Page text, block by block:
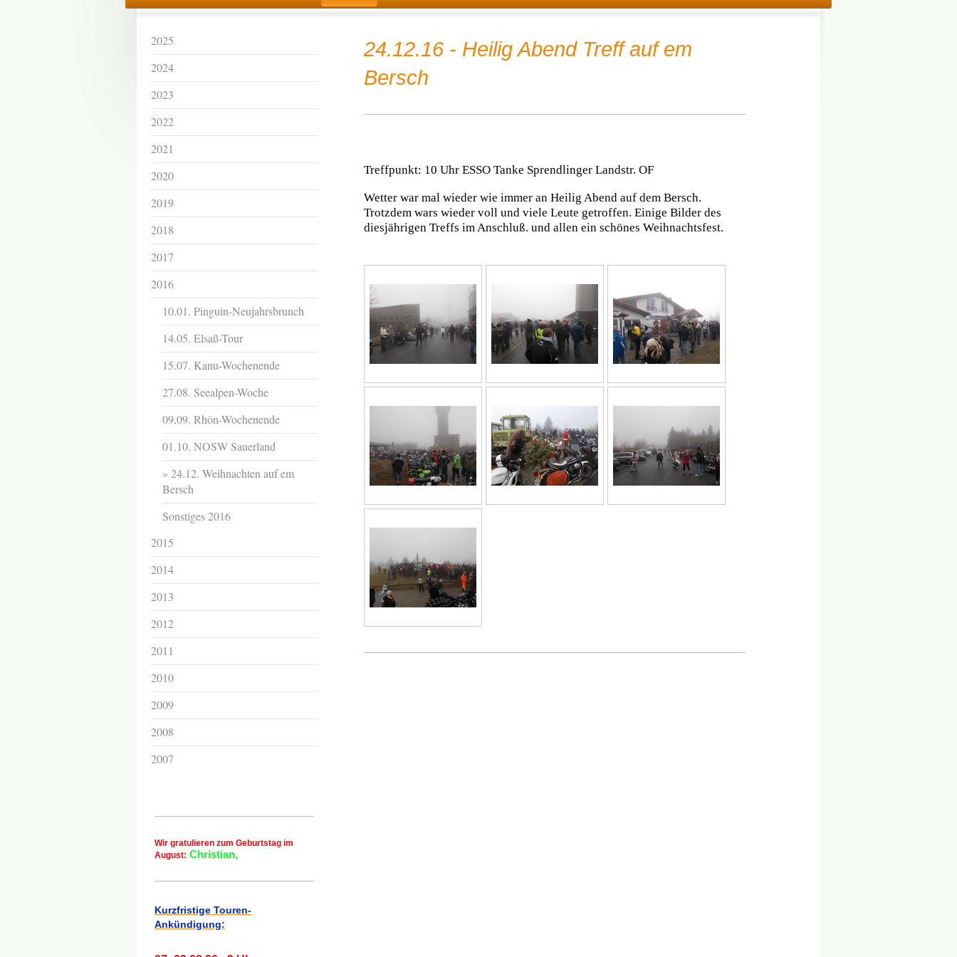
24.12.16 - Heilig Abend Treff auf em
Bersch
Treffpunkt: 10 Uhr ESSO Tanke Sprendlinger Landstr. OF
Wetter war mal wieder wie immer an Heilig Abend auf dem Bersch.
Trotzdem wars wieder voll und viele Leute getroffen. Einige Bilder des
diesjährigen Treffs im Anschluß. und allen ein schönes Weihnachtsfest.
2025
2024
2023
2022
2021
2020
2019
2018
2017
2016
10.01. Pinguin-Neujahrsbrunch
14.05. Elsaß-Tour
15.07. Kanu-Wochenende
27.08. Seealpen-Woche
09.09. Rhön-Wochenende
01.10. NOSW Sauerland
24.12. Weihnachten auf em
Bersch
Sonstiges 2016
2015
2014
2013
2012
2011
2010
2009
2008
2007
Wir gratulieren zum Geburtstag im
August: Christian,
Kurzfristige Touren-
Ankündigung: